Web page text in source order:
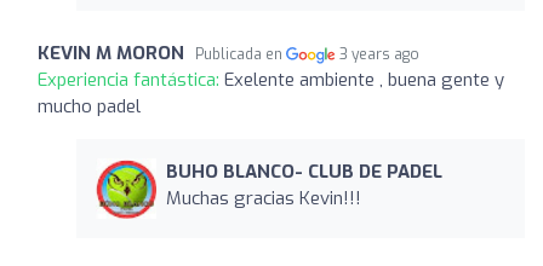
KEVIN M MORON Publicada en 3 years ago
Experiencia fantástica: Exelente ambiente , buena gente y
mucho padel
BUHO BLANCO- CLUB DE PADEL
Muchas gracias Kevin!!!